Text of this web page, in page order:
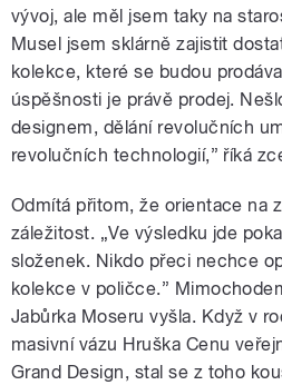
vývoj, ale měl jsem taky na
Musel jsem sklárně zajistit
kolekce, které se budou
úspěšnosti je právě prodej.
designem, dělání revolučních
revolučních technologií,” říká
Odmítá přitom, že orientace na
záležitost. „Ve výsledku jde
složenek. Nikdo přeci nechce
kolekce v poličce.”
Jabůrka Moseru vyšla. Když v
masivní vázu Hruška Cenu
Grand Design, stal se z toho